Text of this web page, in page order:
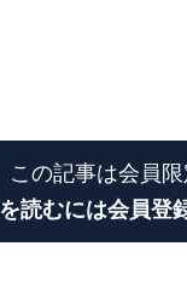
この記事は会員
読むには会員登